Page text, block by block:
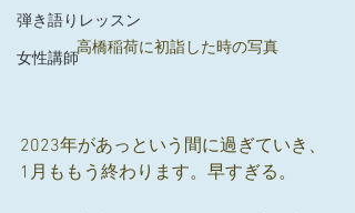
弾き語りレッスン
女性講師
高橋稲荷に初詣した時の写真
2023年があっという間に過ぎていき、
1月ももう終わります。早すぎる。